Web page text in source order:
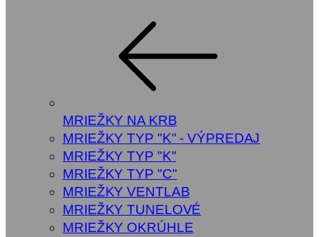
MRIEŽKY NA KRB
MRIEŽKY TYP "K" - VÝPREDAJ
MRIEŽKY TYP "K"
MRIEŽKY TYP "C"
MRIEŽKY VENTLAB
MRIEŽKY TUNELOVÉ
MRIEŽKY OKRÚHLE